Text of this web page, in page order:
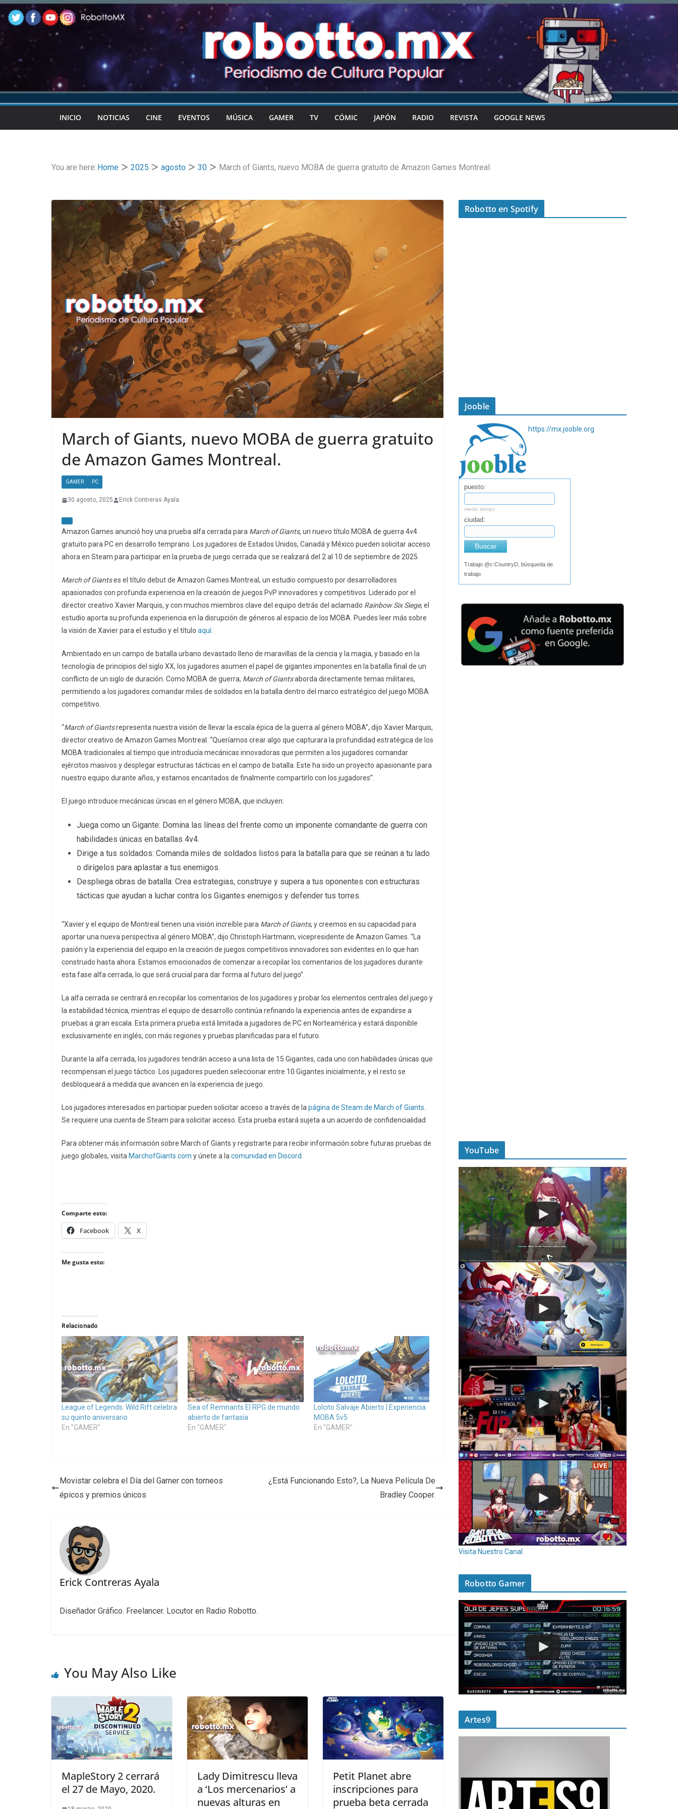
Skip
to
content
INICIO NOTICIAS CINE EVENTOS MÚSICA GAMER TV CÓMIC JAPÓN RADIO REVISTA GOOGLE NEWS
You are here: Home 2025 agosto 30 March of Giants, nuevo MOBA de guerra gratuito de Amazon Games Montreal.
March of Giants, nuevo MOBA de guerra gratuito
de Amazon Games Montreal.
GAMER PC
30 agosto, 2025 Erick Contreras Ayala
Amazon Games anunció hoy una prueba alfa cerrada para March of Giants, un nuevo título MOBA de guerra 4v4
gratuito para PC en desarrollo temprano. Los jugadores de Estados Unidos, Canadá y México pueden solicitar acceso
ahora en Steam para participar en la prueba de juego cerrada que se realizará del 2 al 10 de septiembre de 2025.
March of Giantses el título debut de Amazon Games Montreal, un estudio compuesto por desarrolladores
apasionados con profunda experiencia en la creación de juegos PvP innovadores y competitivos. Liderado por el
director creativo Xavier Marquis, y con muchos miembros clave del equipo detrás del aclamado Rainbow Six Siege, el
estudio aporta su profunda experiencia en la disrupción de géneros al espacio de los MOBA. Puedes leer más sobre
la visión de Xavier para el estudio y el título aquí.
Ambientado en un campo de batalla urbano devastado lleno de maravillas de la ciencia y la magia, y basado en la
tecnología de principios del siglo XX, los jugadores asumen el papel de gigantes imponentes en la batalla final de un
conflicto de un siglo de duración. Como MOBA de guerra, March of Giantsaborda directamente temas militares,
permitiendo a los jugadores comandar miles de soldados en la batalla dentro del marco estratégico del juego MOBA
competitivo.
“March of Giantsrepresenta nuestra visión de llevar la escala épica de la guerra al género MOBA”, dijo Xavier Marquis,
director creativo de Amazon Games Montreal. “Queríamos crear algo que capturara la profundidad estratégica de los
MOBA tradicionales al tiempo que introducía mecánicas innovadoras que permiten a los jugadores comandar
ejércitos masivos y desplegar estructuras tácticas en el campo de batalla. Este ha sido un proyecto apasionante para
nuestro equipo durante años, y estamos encantados de finalmente compartirlo con los jugadores”.
El juego introduce mecánicas únicas en el género MOBA, que incluyen:
Juega como un Gigante: Domina las líneas del frente como un imponente comandante de guerra con
habilidades únicas en batallas 4v4.
Dirige a tus soldados: Comanda miles de soldados listos para la batalla para que se reúnan a tu lado
o dirígelos para aplastar a tus enemigos.
Despliega obras de batalla: Crea estrategias, construye y supera a tus oponentes con estructuras
tácticas que ayudan a luchar contra los Gigantes enemigos y defender tus torres.
“Xavier y el equipo de Montreal tienen una visión increíble para March of Giants, y creemos en su capacidad para
aportar una nueva perspectiva al género MOBA”, dijo Christoph Hartmann, vicepresidente de Amazon Games. “La
pasión y la experiencia del equipo en la creación de juegos competitivos innovadores son evidentes en lo que han
construido hasta ahora. Estamos emocionados de comenzar a recopilar los comentarios de los jugadores durante
esta fase alfa cerrada, lo que será crucial para dar forma al futuro del juego”.
La alfa cerrada se centrará en recopilar los comentarios de los jugadores y probar los elementos centrales del juego y
la estabilidad técnica, mientras el equipo de desarrollo continúa refinando la experiencia antes de expandirse a
pruebas a gran escala. Esta primera prueba está limitada a jugadores de PC en Norteamérica y estará disponible
exclusivamente en inglés, con más regiones y pruebas planificadas para el futuro.
Durante la alfa cerrada, los jugadores tendrán acceso a una lista de 15 Gigantes, cada uno con habilidades únicas que
recompensan el juego táctico. Los jugadores pueden seleccionar entre 10 Gigantes inicialmente, y el resto se
desbloqueará a medida que avancen en la experiencia de juego.
Los jugadores interesados en participar pueden solicitar acceso a través de la página de Steam de March of Giants
Se requiere una cuenta de Steam para solicitar acceso. Esta prueba estará sujeta a un acuerdo de confidencialidad
Para obtener más información sobre March of Giants y registrarte para recibir información sobre futuras pruebas de
juego globales, visita MarchofGiants.com y únete a la comunidad en Discord
Comparte esto:
Facebook X
Me gusta esto:
Relacionado
League of Legends: Wild Rift celebra
su quinto aniversario
En "GAMER"
Sea of Remnants El RPG de mundo
abierto de fantasía
En "GAMER"
Lolcito Salvaje Abierto | Experiencia
MOBA 5v5
En "GAMER"
Movistar celebra el Día del Gamer con torneos
épicos y premios únicos
¿Está Funcionando Esto?, La Nueva Película De
Bradley Cooper.
Erick Contreras Ayala
Diseñador Gráfico. Freelancer. Locutor en Radio Robotto.
You May Also Like
MapleStory 2 cerrará
el 27 de Mayo, 2020.
Lady Dimitrescu lleva
a ‘Los mercenarios’ a
nuevas alturas en
Petit Planet abre
inscripciones para
prueba beta cerrada
Robotto en Spotify
Jooble
https://mx.jooble.org
puesto:
medio tiempo
ciudad:
Buscar
Trabajo @c:CountryD, búsqueda de
trabajo
YouTube
Visita Nuestro Canal
Robotto Gamer
Artes9